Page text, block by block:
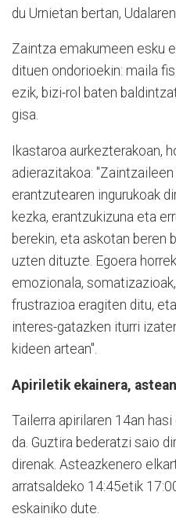
du Urnietan bertan,
Zaintza emakumeen esku
dituen ondorioekin: maila
ezik, bizi-rol baten
gisa.
Ikastaroa aurkezterakoan,
adierazitakoa:
erantzutearen ingurukoak
kezka, erantzukizuna eta
berekin, eta askotan beren
uzten dituzte. Egoera
emozionala,
frustrazioa eragiten ditu,
interes-gatazken iturri
kideen artean".
Apiriletik ekainera,
Tailerra apirilaren 14an
da. Guztira bederatzi saio
direnak. Asteazkenero
arratsaldeko 14:45etik
eskainiko dute.